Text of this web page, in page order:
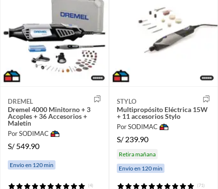
DREMEL
Dremel 4000 Minitorno + 3
Acoples + 36 Accesorios +
Maletín
Por SODIMAC
S/ 549.90
Envío en 120 min
(4)
STYLO
Multipropósito Eléctrica 15W
+ 11 accesorios Stylo
Por SODIMAC
S/ 239.90
Retira mañana
Envío en 120 min
(71)